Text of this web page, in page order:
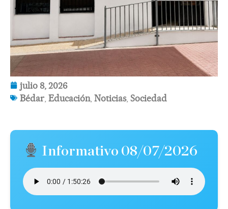
julio 8, 2026
Bédar Educación, Noticias, Sociedad
Informativo 08/07/2026